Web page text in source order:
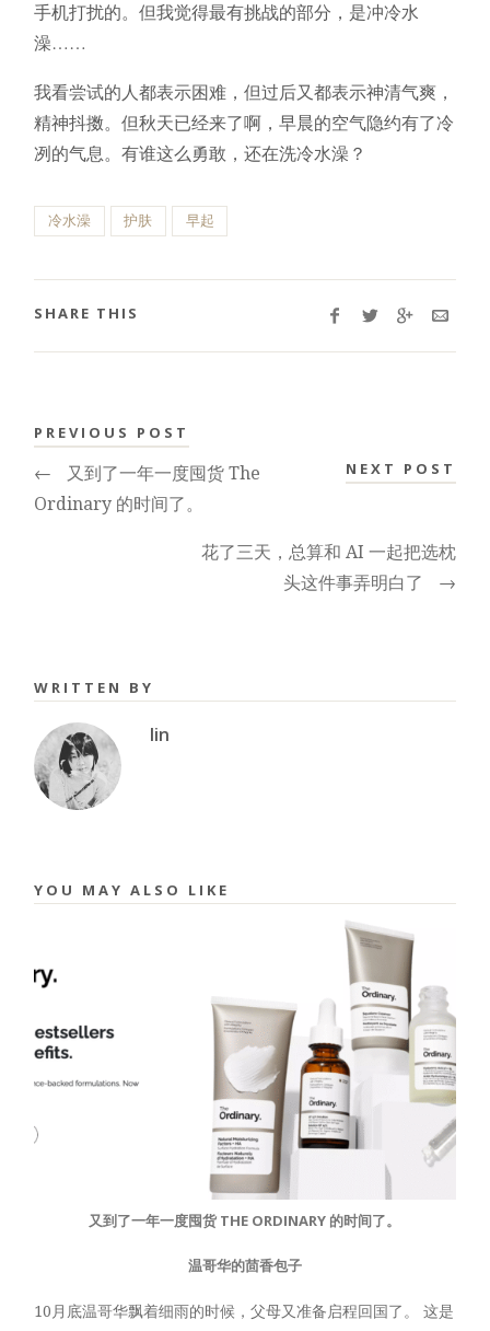
手机打扰的。但我觉得最有挑战的部分，是冲冷水
澡……
我看尝试的人都表示困难，但过后又都表示神清气爽，
精神抖擞。但秋天已经来了啊，早晨的空气隐约有了冷
冽的气息。有谁这么勇敢，还在洗冷水澡？
冷水澡 护肤 早起
SHARE THIS
PREVIOUS POST
←
又到了一年一度囤货 The
Ordinary 的时间了。
NEXT POST
花了三天，总算和 AI 一起把选枕
头这件事弄明白了
→
WRITTEN BY
lin
YOU MAY ALSO LIKE
又到了一年一度囤货 THE ORDINARY 的时间了。
温哥华的茴香包子
10月底温哥华飘着细雨的时候，父母又准备启程回国了。 这是